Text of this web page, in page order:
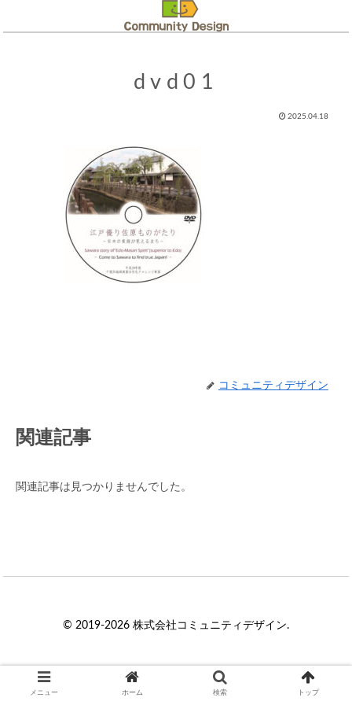
dvd01
2025.04.18
コミュニティデザイン
関連記事
関連記事は見つかりませんでした。
© 2019-2026 株式会社コミュニティデザイン.
メニュー ホーム 検索 トップ